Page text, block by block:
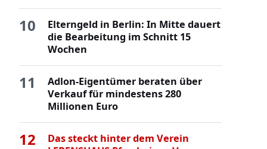
10
Elterngeld in Berlin: In Mitte dauert
die Bearbeitung im Schnitt 15
Wochen
11
Adlon-Eigentümer beraten über
Verkauf für mindestens 280
Millionen Euro
12
Das steckt hinter dem Verein